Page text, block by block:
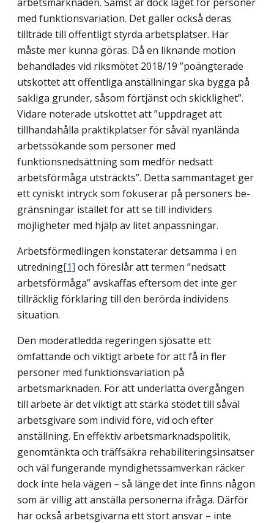
med funktionsvariation. Det gäller också deras
tillträde till offentligt styrda arbetsplatser. Här
måste mer kunna göras. Då en liknande motion
behandlades vid riksmötet 2018/19 ”poängterade
utskottet att offent­liga anställningar ska bygga på
sakliga grunder, såsom förtjänst och skicklighet”.
Vidare noterade utskottet att ”uppdraget att
tillhandahålla praktikplatser för såväl nyanlända
arbetssökande som personer med
funktionsnedsättning som medför nedsatt
arbetsförmåga utsträckts”. Detta sammantaget ger
ett cyniskt intryck som fokuserar på personers be­
gränsningar istället för att se till individers
möjligheter med hjälp av litet anpassningar.
Arbetsförmedlingen konstaterar detsamma i en
utredning[1] och föreslår att termen ”nedsatt
arbetsförmåga” avskaffas eftersom det inte ger
tillräcklig förklaring till den berörda individens
situation.
Den moderatledda regeringen sjösatte ett
omfattande och viktigt arbete för att få in fler
personer med funktionsvariation på
arbetsmarknaden. För att underlätta övergången
till arbete är det viktigt att stärka stödet till såväl
arbetsgivare som individ före, vid och efter
anställning. En effektiv arbetsmarknadspolitik,
genomtänkta och träffsäkra rehabi­literingsinsatser
och väl fungerande myndighetssamverkan räcker
dock inte hela vägen – så länge det inte finns någon
som är villig att anställa personerna ifråga. Därför
har också arbetsgivarna ett stort ansvar – inte